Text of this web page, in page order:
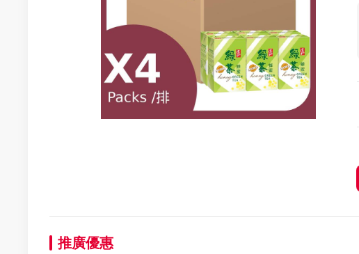
推廣優惠